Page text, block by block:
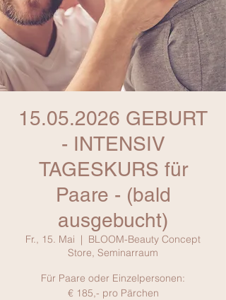
15.05.2026 GEBURT
- INTENSIV
TAGESKURS für
Paare - (bald
ausgebucht)
Fr., 15. Mai
  |
BLOOM-Beauty Concept
Store, Seminarraum
Für Paare oder Einzelpersonen:
€ 185,- pro Pärchen